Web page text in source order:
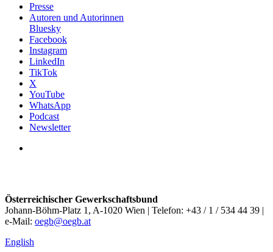
Presse
Autoren und Autorinnen
Bluesky
Facebook
Instagram
LinkedIn
TikTok
X
YouTube
WhatsApp
Podcast
Newsletter
Österreichischer Gewerkschaftsbund
Johann-Böhm-Platz 1, A-1020 Wien | Telefon: +43 / 1 / 534 44 39 |
e-Mail: oegb@oegb.at
English